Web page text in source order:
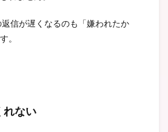
信が遅くなるのも「嫌われたか
。
れない